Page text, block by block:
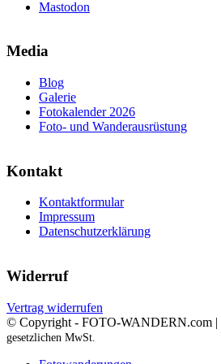
Mastodon
Media
Blog
Galerie
Fotokalender 2026
Foto- und Wanderausrüstung
Kontakt
Kontaktformular
Impressum
Datenschutzerklärung
Widerruf
Vertrag widerrufen
© Copyright - FOTO-WANDERN.com |
gesetzlichen MwSt.